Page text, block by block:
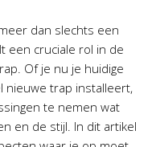
dan slechts een
een cruciale rol in de
Of je nu je huidige
nieuwe trap installeert,
te nemen wat
en de stijl. In dit artikel